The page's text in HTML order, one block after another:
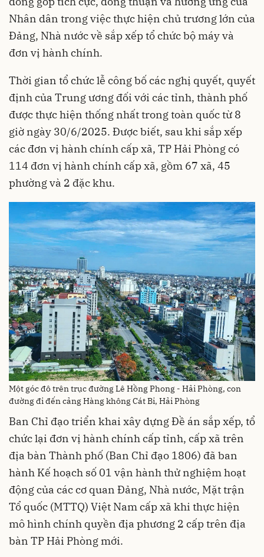
Nhân dân trong việc thực hiện chủ trương lớn của
Đảng, Nhà nước về sắp xếp tổ chức bộ máy và
đơn vị hành chính.
Thời gian tổ chức lễ công bố các nghị quyết, quyết
định của Trung ương đối với các tỉnh, thành phố
được thực hiện thống nhất trong toàn quốc từ 8
giờ ngày 30/6/2025. Được biết, sau khi sắp xếp
các đơn vị hành chính cấp xã, TP Hải Phòng có
114 đơn vị hành chính cấp xã, gồm 67 xã, 45
phường và 2 đặc khu.
Một góc đô trên trục đường Lê Hồng Phong - Hải Phòng, con
đường đi đến cảng Hàng không Cát Bi, Hải Phòng
Ban Chỉ đạo triển khai xây dựng Đề án sắp xếp, tổ
chức lại đơn vị hành chính cấp tỉnh, cấp xã trên
địa bàn Thành phố (Ban Chỉ đạo 1806) đã ban
hành Kế hoạch số 01 vận hành thử nghiệm hoạt
động của các cơ quan Đảng, Nhà nước, Mặt trận
Tổ quốc (MTTQ) Việt Nam cấp xã khi thực hiện
mô hình chính quyền địa phương 2 cấp trên địa
bàn TP Hải Phòng mới.